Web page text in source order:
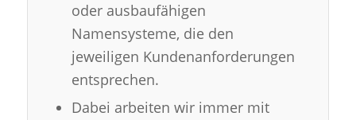
oder ausbaufähigen
Namensysteme, die den
jeweiligen Kundenanforderungen
entsprechen.
Dabei arbeiten wir immer mit